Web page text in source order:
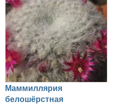
Маммиллярия
белошёрстная